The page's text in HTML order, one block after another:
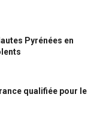
Pyrénées en
qualifiée pour le